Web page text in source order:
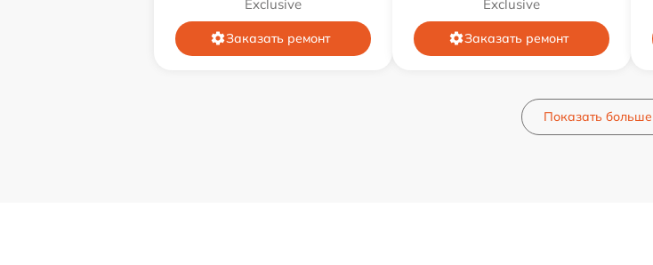
Exclusive
Заказать ремонт
Exclusive
Заказать ремонт
Показать больше